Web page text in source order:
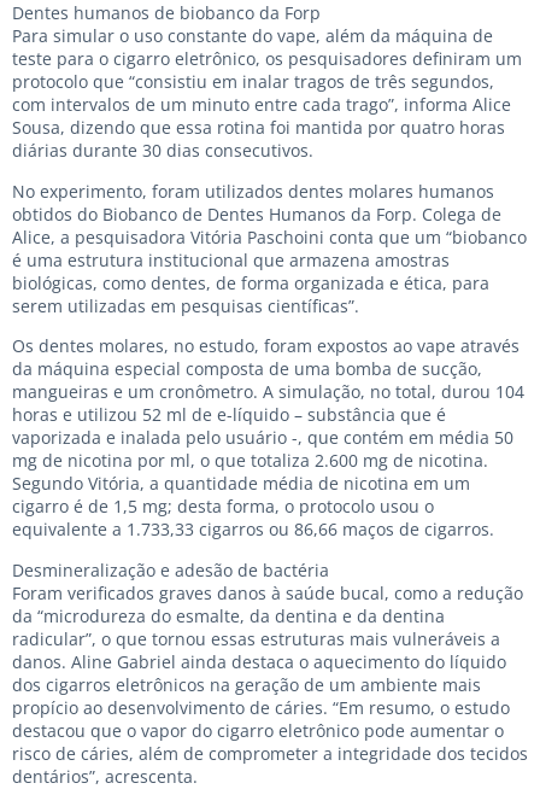
Dentes humanos de biobanco da Forp
Para simular o uso constante do vape, além da máquina de
teste para o cigarro eletrônico, os pesquisadores definiram um
protocolo que “consistiu em inalar tragos de três segundos,
com intervalos de um minuto entre cada trago”, informa Alice
Sousa, dizendo que essa rotina foi mantida por quatro horas
diárias durante 30 dias consecutivos.
No experimento, foram utilizados dentes molares humanos
obtidos do Biobanco de Dentes Humanos da Forp. Colega de
Alice, a pesquisadora Vitória Paschoini conta que um “biobanco
é uma estrutura institucional que armazena amostras
biológicas, como dentes, de forma organizada e ética, para
serem utilizadas em pesquisas científicas”.
Os dentes molares, no estudo, foram expostos ao vape através
da máquina especial composta de uma bomba de sucção,
mangueiras e um cronômetro. A simulação, no total, durou 104
horas e utilizou 52 ml de e-líquido – substância que é
vaporizada e inalada pelo usuário -, que contém em média 50
mg de nicotina por ml, o que totaliza 2.600 mg de nicotina.
Segundo Vitória, a quantidade média de nicotina em um
cigarro é de 1,5 mg; desta forma, o protocolo usou o
equivalente a 1.733,33 cigarros ou 86,66 maços de cigarros.
Desmineralização e adesão de bactéria
Foram verificados graves danos à saúde bucal, como a redução
da “microdureza do esmalte, da dentina e da dentina
radicular”, o que tornou essas estruturas mais vulneráveis a
danos. Aline Gabriel ainda destaca o aquecimento do líquido
dos cigarros eletrônicos na geração de um ambiente mais
propício ao desenvolvimento de cáries. “Em resumo, o estudo
destacou que o vapor do cigarro eletrônico pode aumentar o
risco de cáries, além de comprometer a integridade dos tecidos
dentários”, acrescenta.